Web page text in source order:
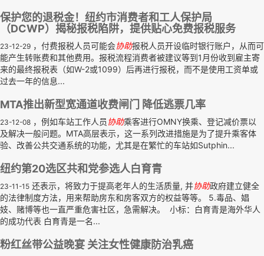
保护您的退税金！纽约市消费者和工人保护局
（DCWP）揭秘报税陷阱，提供贴心免费报税服务
23-12-29 ，付费报税人员可能会协助报税人员开设临时银行账户，从而可
能产生转账费和其他费用。报税流程消费者被建议等到1月份收到雇主寄
来的最终报税表（如W-2或1099）后再进行报税，而不是使用工资单或
过去一年的信息...
MTA推出新型宽通道收费闸门 降低逃票几率
23-12-08 ，例如车站工作人员 协助乘客进行OMNY换乘、登记减价票以
及解决一般问题。MTA高层表示，这一系列改进措施是为了提升乘客体
验、改善公共交通系统的功能，尤其是在繁忙的车站如Sutphin...
纽约第20选区共和党参选人白育青
23-11-15 还表示，将致力于提高老年人的生活质量, 并协助政府建立健全
的法律制度方法，用来帮助房东和房客双方的权益等等。 5.毒品、娼
妓、赌博等也一直严重危害社区，急需解决。 小标：白育青是海外华人
的成功代表 白育青是一名...
粉红丝带公益晚宴 关注女性健康防治乳癌